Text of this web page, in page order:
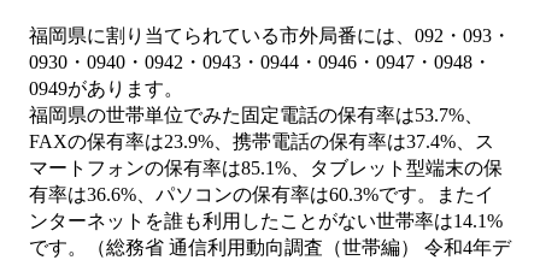
福岡県に割り当てられている市外局番には、092・093・
0930・0940・0942・0943・0944・0946・0947・0948・
0949があります。
福岡県の世帯単位でみた固定電話の保有率は53.7%、
FAXの保有率は23.9%、携帯電話の保有率は37.4%、ス
マートフォンの保有率は85.1%、タブレット型端末の保
有率は36.6%、パソコンの保有率は60.3%です。またイ
ンターネットを誰も利用したことがない世帯率は14.1%
です。（総務省 通信利用動向調査（世帯編） 令和4年デ